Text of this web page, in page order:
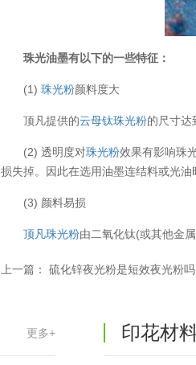
珠光油墨有以下的一些特征：
(1)珠光粉颜料度大
顶凡提供的云母钛珠光粉的尺寸达
(2) 透明度对珠光粉效果有影响珠
损失掉。因此在选用油墨连结料或光油
(3) 颜料易损
顶凡珠光粉由二氧化钛(或其他金
上一篇：硫化锌夜光粉是短效夜光粉吗
更多+
2026-07-28 印花材
印花温变粉最